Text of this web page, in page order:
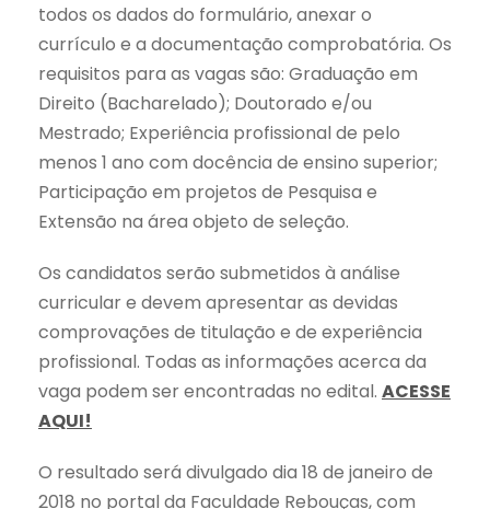
todos os dados do formulário, anexar o
currículo e a documentação comprobatória. Os
requisitos para as vagas são: Graduação em
Direito (Bacharelado); Doutorado e/ou
Mestrado; Experiência profissional de pelo
menos 1 ano com docência de ensino superior;
Participação em projetos de Pesquisa e
Extensão na área objeto de seleção.
Os candidatos serão submetidos à análise
curricular e devem apresentar as devidas
comprovações de titulação e de experiência
profissional. Todas as informações acerca da
vaga podem ser encontradas no edital. ACESSE
AQUI!
O resultado será divulgado dia 18 de janeiro de
2018 no portal da Faculdade Rebouças, com